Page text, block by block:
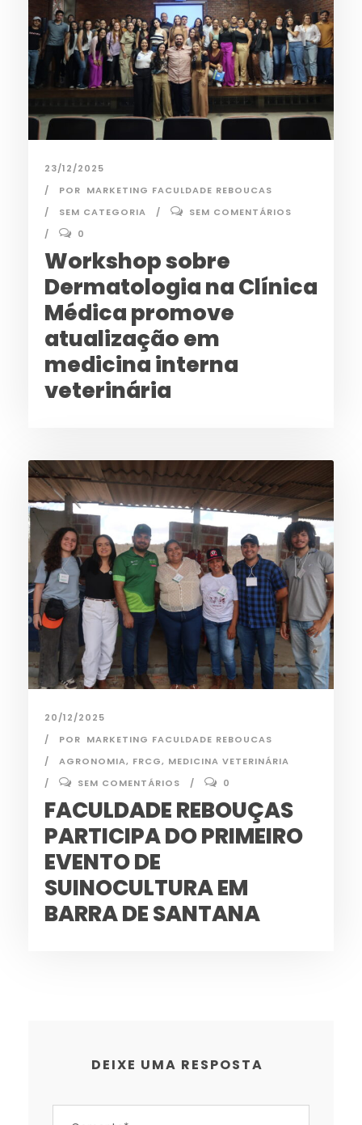
23/12/2025
POR MARKETING FACULDADE REBOUCAS
SEM CATEGORIA
SEM COMENTÁRIOS
0
Workshop sobre
Dermatologia na Clínica
Médica promove
atualização em
medicina interna
veterinária
20/12/2025
POR MARKETING FACULDADE REBOUCAS
AGRONOMIA, FRCG, MEDICINA VETERINÁRIA
SEM COMENTÁRIOS
0
FACULDADE REBOUÇAS
PARTICIPA DO PRIMEIRO
EVENTO DE
SUINOCULTURA EM
BARRA DE SANTANA
DEIXE UMA RESPOSTA